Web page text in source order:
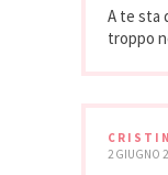
A te sta
troppo
2 GIUGNO